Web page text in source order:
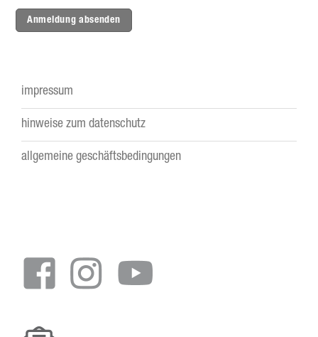
Anmeldung absenden
Footer
menu
impressum
hinweise zum datenschutz
allgemeine geschäftsbedingungen